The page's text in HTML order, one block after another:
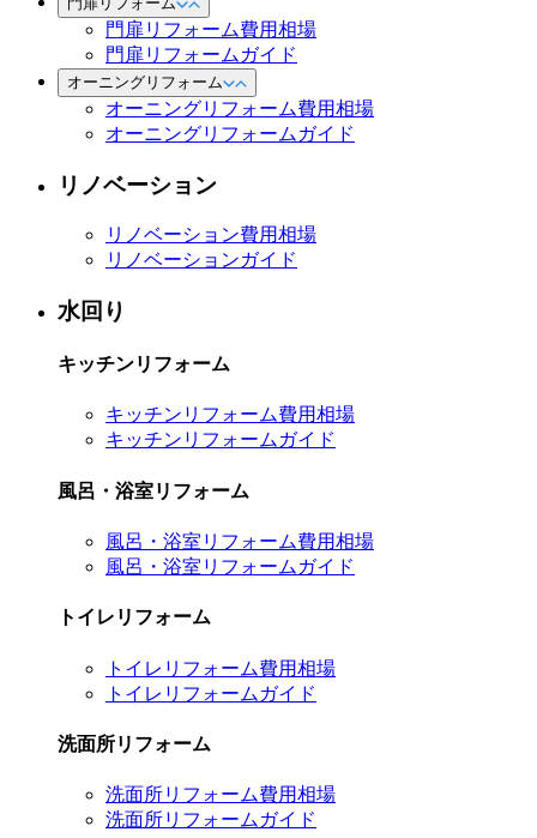
門扉リフォーム費用相場
門扉リフォームガイド
オーニングリフォーム
オーニングリフォーム費用相場
オーニングリフォームガイド
リノベーション
リノベーション費用相場
リノベーションガイド
水回り
キッチンリフォーム
キッチンリフォーム費用相場
キッチンリフォームガイド
風呂・浴室リフォーム
風呂・浴室リフォーム費用相場
風呂・浴室リフォームガイド
トイレリフォーム
トイレリフォーム費用相場
トイレリフォームガイド
洗面所リフォーム
洗面所リフォーム費用相場
洗面所リフォームガイド